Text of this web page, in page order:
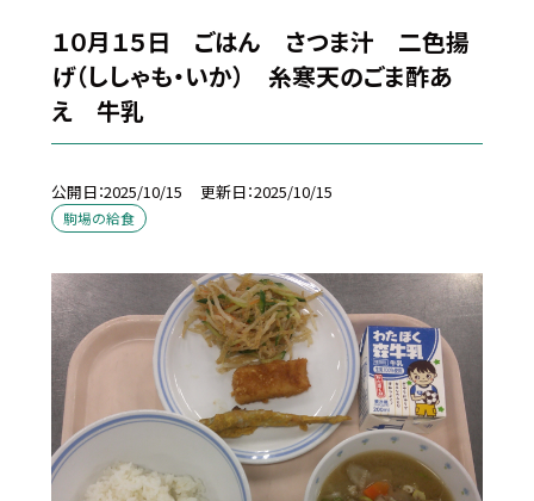
１０月１５日 ごはん さつま汁 二色揚
げ（ししゃも・いか） 糸寒天のごま酢あ
え 牛乳
公開日 2025/10/15 更新日 2025/10/15
駒場の給食